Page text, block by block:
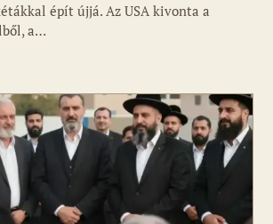
épít újjá. Az USA kivonta a
a…